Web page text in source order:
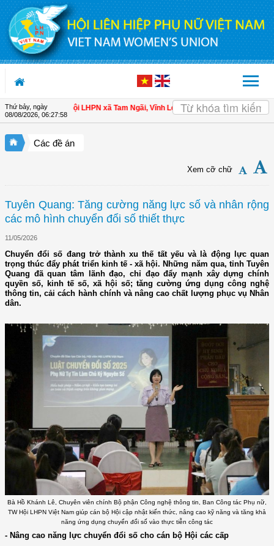
Truy cập nội dung luôn
Thứ bảy, ngày
08/08/2026, 06:27:59
hội viên | Hội LHPN xã Tam Ngãi, Vĩnh Long sơ kết công tác Hội và phong
Các đề án
Xem cỡ chữ
Tuyên Quang: Tăng cường năng lực số và nhân rộng
các mô hình chuyển đổi số thiết thực
11/05/2026
Chuyển đổi số đang trở thành xu thế tất yếu và là động lực quan
trọng thúc đẩy phát triển kinh tế - xã hội. Những năm qua, tỉnh Tuyên
Quang đã quan tâm lãnh đạo, chỉ đạo đẩy mạnh xây dựng chính
quyền số, kinh tế số, xã hội số; tăng cường ứng dụng công nghệ
thông tin, cải cách hành chính và nâng cao chất lượng phục vụ Nhân
dân.
Bà Hồ Khánh Lê, Chuyên viên chính Bộ phận Công nghệ thông tin, Ban Công tác Phụ nữ,
TW Hội LHPN Việt Nam giúp cán bộ Hội cập nhật kiến thức, nâng cao kỹ năng và tăng khả
năng ứng dụng chuyển đổi số vào thực tiễn công tác
- Nâng cao năng lực chuyển đổi số cho cán bộ Hội các cấp